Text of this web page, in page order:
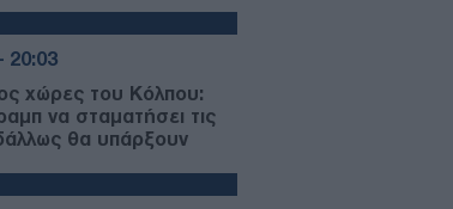
20:03
χώρες του Κόλπου:
να σταματήσει τις
θα υπάρξουν